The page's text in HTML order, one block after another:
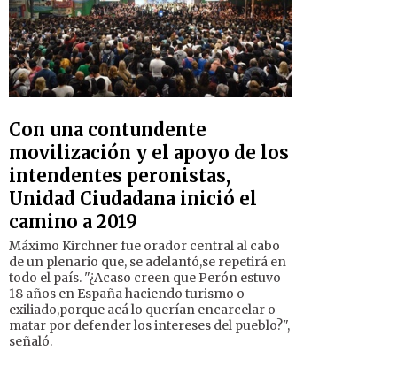
Con una contundente
movilización y el apoyo de los
intendentes peronistas,
Unidad Ciudadana inició el
camino a 2019
Máximo Kirchner fue orador central al cabo
de un plenario que, se adelantó,se repetirá en
todo el país. "¿Acaso creen que Perón estuvo
18 años en España haciendo turismo o
exiliado,porque acá lo querían encarcelar o
matar por defender los intereses del pueblo?",
señaló.